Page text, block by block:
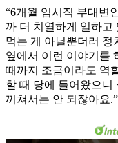
“6개월 임시직 부대변
까 더 치열하게 일하고
먹는 게 아닐뿐더러 정
옆에서 이런 이야기를
때까지 조금이라도 역
할 때 당에 들어왔으니
끼쳐서는 안 되잖아요.”